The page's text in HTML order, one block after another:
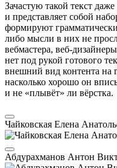
Зачастую такой текст
и представляет собой
формируют
либо мысли в них не
вебмастера, веб-
нет под рукой готового
внешний вид контента на
насколько хорошо он
и не «плывёт» ли вёрстка.
Чайковская Елена
Абдурахманов Антон